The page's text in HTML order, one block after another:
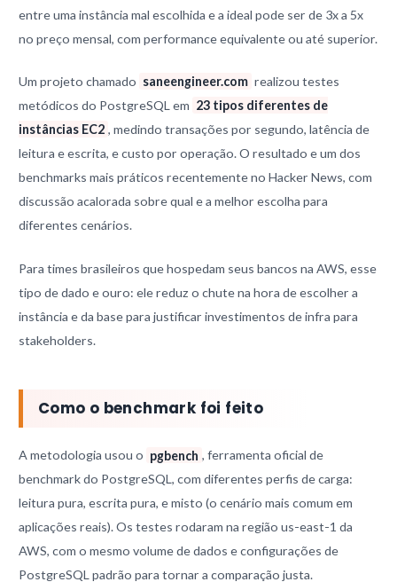
entre uma instância mal escolhida e a ideal pode ser de 3x a 5x
no preço mensal, com performance equivalente ou até superior.
Um projeto chamado saneengineer.com realizou testes
metódicos do PostgreSQL em 23 tipos diferentes de
instâncias EC2 , medindo transações por segundo, latência de
leitura e escrita, e custo por operação. O resultado e um dos
benchmarks mais práticos recentemente no Hacker News, com
discussão acalorada sobre qual e a melhor escolha para
diferentes cenários.
Para times brasileiros que hospedam seus bancos na AWS, esse
tipo de dado e ouro: ele reduz o chute na hora de escolher a
instância e da base para justificar investimentos de infra para
stakeholders.
Como o benchmark foi feito
A metodologia usou o pgbench , ferramenta oficial de
benchmark do PostgreSQL, com diferentes perfis de carga:
leitura pura, escrita pura, e misto (o cenário mais comum em
aplicações reais). Os testes rodaram na região us-east-1 da
AWS, com o mesmo volume de dados e configurações de
PostgreSQL padrão para tornar a comparação justa.